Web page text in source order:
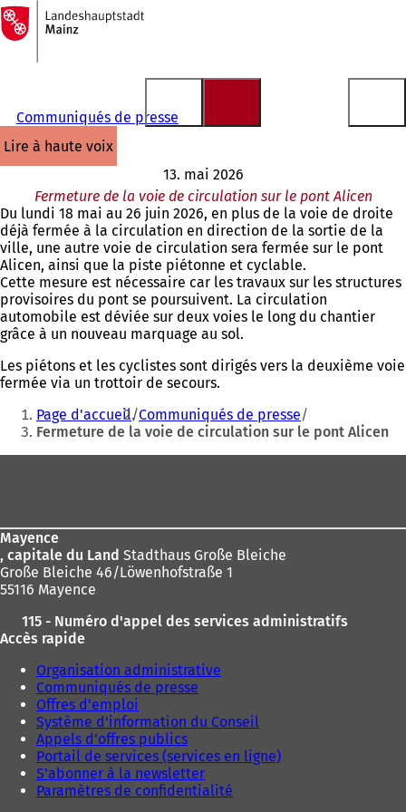
Accéder au contenu
Vers
la
page
d'accueil
Communiqués de presse
lire à haute voix
13. mai 2026
Fermeture de la voie de circulation sur le pont Alicen
Du lundi 18 mai au 26 juin 2026, en plus de la voie de droite
déjà fermée à la circulation en direction de la sortie de la
ville, une autre voie de circulation sera fermée sur le pont
Alicen, ainsi que la piste piétonne et cyclable.
Cette mesure est nécessaire car les travaux sur les structures
provisoires du pont se poursuivent. La circulation
automobile est déviée sur deux voies le long du chantier
grâce à un nouveau marquage au sol.
Les piétons et les cyclistes sont dirigés vers la deuxième voie
fermée via un trottoir de secours.
Vous
êtes
ici
Page d'accueil Communiqués de presse
Fermeture de la voie de circulation sur le pont Alicen
Mayence
, capitale du Land Stadthaus Große Bleiche
Große Bleiche 46/Löwenhofstraße 1
55116 Mayence
115 - Numéro d'appel des services administratifs
Accès rapide
Organisation administrative
Communiqués de presse
Offres d'emploi
Système d'information du Conseil
Appels d'offres publics
Portail de services (services en ligne)
S'abonner à la newsletter
Paramètres de confidentialité